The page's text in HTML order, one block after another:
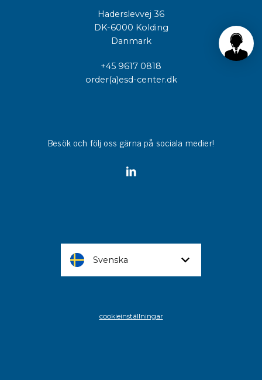
Haderslevvej 36
DK-6000 Kolding
Danmark
+45 9617 0818
order(a)esd-center.dk
Besök och följ oss gärna på sociala medier!
Svenska
cookieinställningar